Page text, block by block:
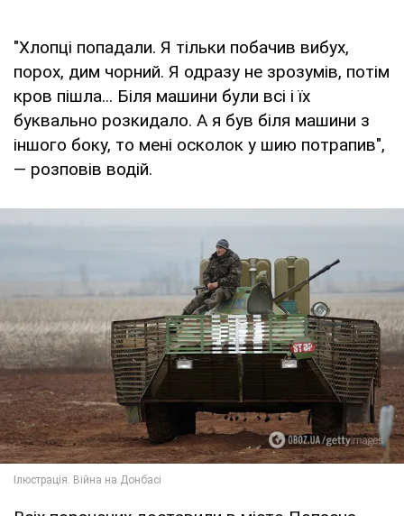
"Хлопці попадали. Я тільки побачив вибух,
порох, дим чорний. Я одразу не зрозумів, потім
кров пішла... Біля машини були всі і їх
буквально розкидало. А я був біля машини з
іншого боку, то мені осколок у шию потрапив",
— розповів водій.